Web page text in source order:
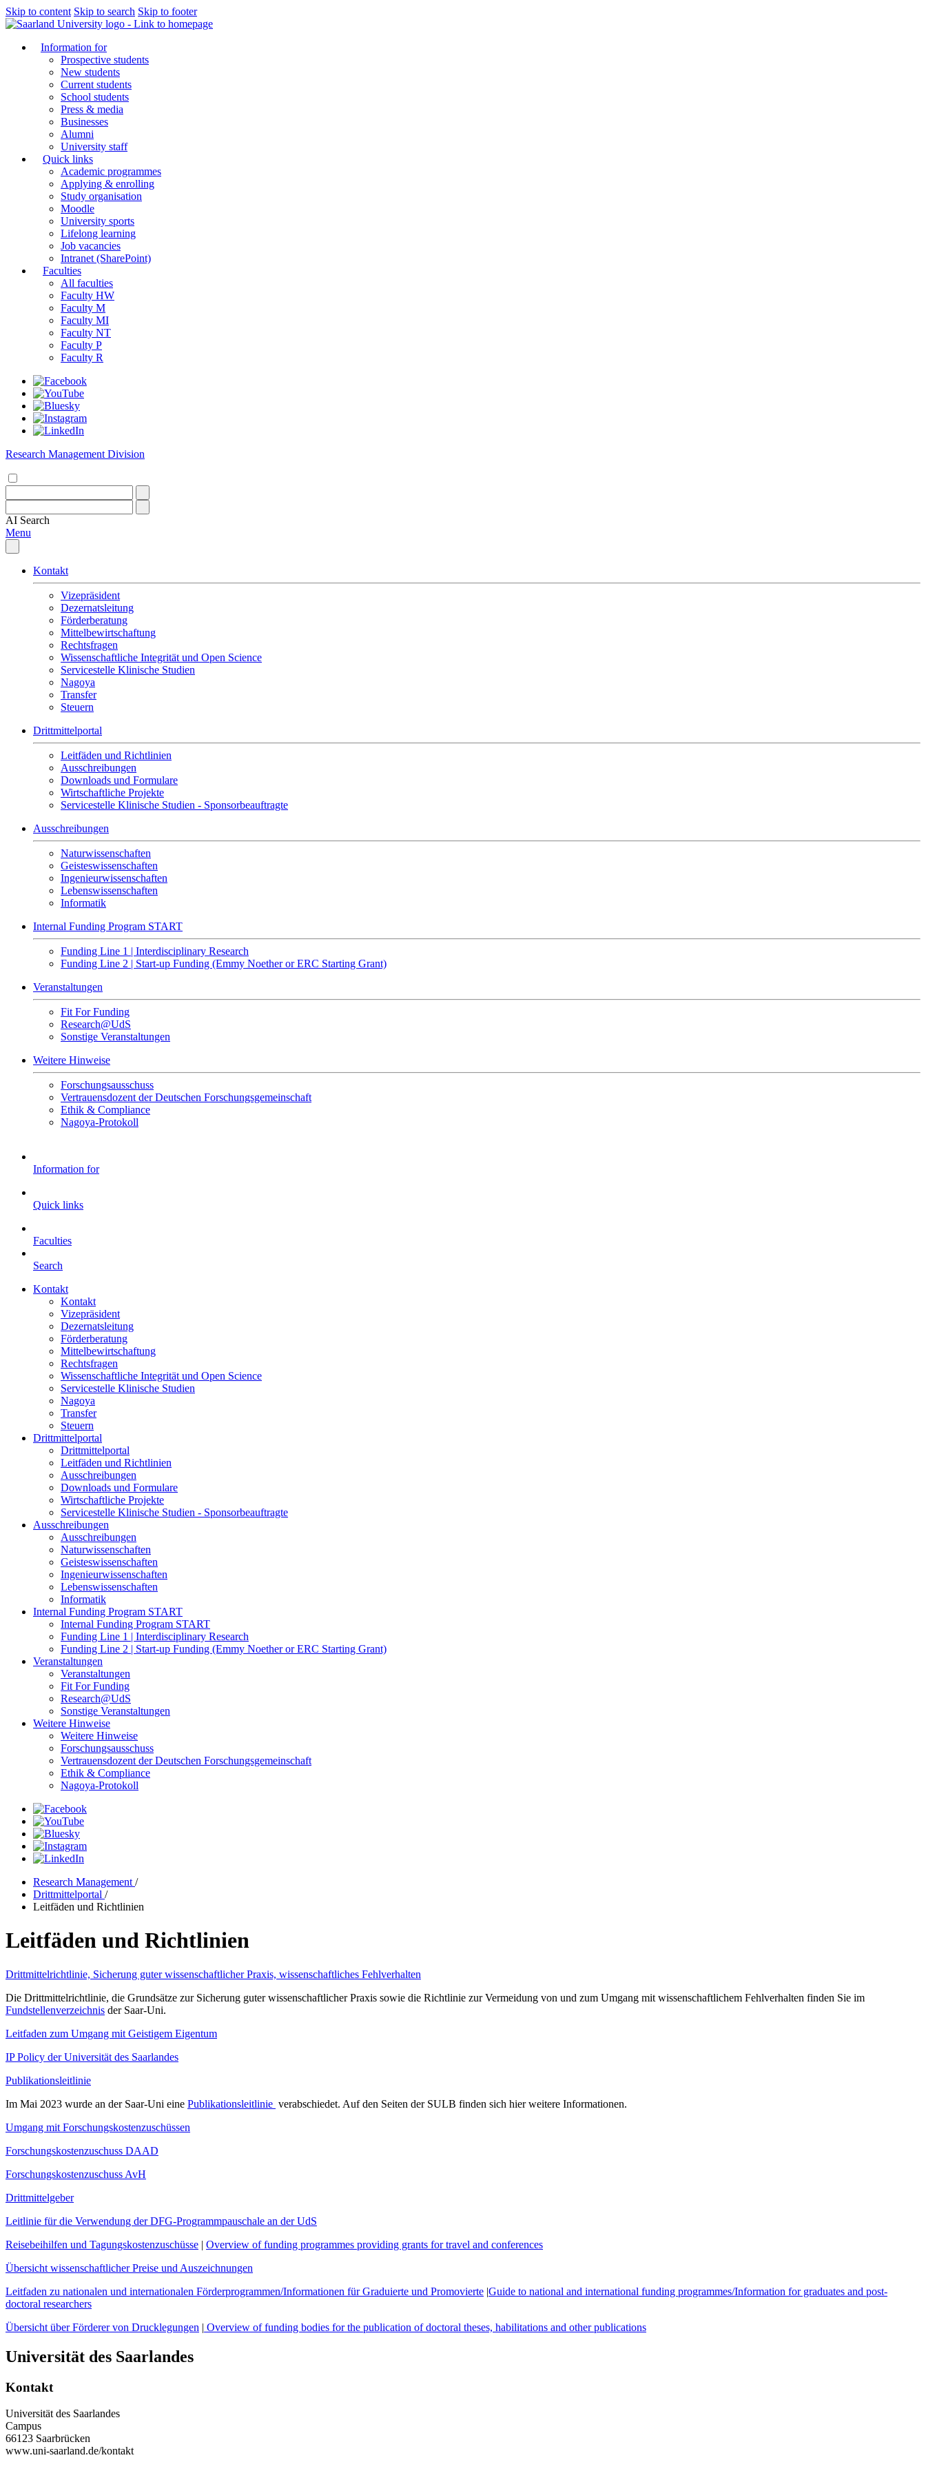
Skip to content Skip to search Skip to footer
Information for
Prospective students
New students
Current students
School students
Press & media
Businesses
Alumni
University staff
Quick links
Academic programmes
Applying & enrolling
Study organisation
Moodle
University sports
Lifelong learning
Job vacancies
Intranet (SharePoint)
Faculties
All faculties
Faculty HW
Faculty M
Faculty MI
Faculty NT
Faculty P
Faculty R
Research Management Division
AI Search
Menu
Kontakt
Vizepräsident
Dezernatsleitung
Förderberatung
Mittelbewirtschaftung
Rechtsfragen
Wissenschaftliche Integrität und Open Science
Servicestelle Klinische Studien
Nagoya
Transfer
Steuern
Drittmittelportal
Leitfäden und Richtlinien
Ausschreibungen
Downloads und Formulare
Wirtschaftliche Projekte
Servicestelle Klinische Studien - Sponsorbeauftragte
Ausschreibungen
Naturwissenschaften
Geisteswissenschaften
Ingenieurwissenschaften
Lebenswissenschaften
Informatik
Internal Funding Program START
Funding Line 1 | Interdisciplinary Research
Funding Line 2 | Start-up Funding (Emmy Noether or ERC Starting Grant)
Veranstaltungen
Fit For Funding
Research@UdS
Sonstige Veranstaltungen
Weitere Hinweise
Forschungsausschuss
Vertrauensdozent der Deutschen Forschungsgemeinschaft
Ethik & Compliance
Nagoya-Protokoll
Information for
Quick links
Faculties
Search
Kontakt
Kontakt
Vizepräsident
Dezernatsleitung
Förderberatung
Mittelbewirtschaftung
Rechtsfragen
Wissenschaftliche Integrität und Open Science
Servicestelle Klinische Studien
Nagoya
Transfer
Steuern
Drittmittelportal
Drittmittelportal
Leitfäden und Richtlinien
Ausschreibungen
Downloads und Formulare
Wirtschaftliche Projekte
Servicestelle Klinische Studien - Sponsorbeauftragte
Ausschreibungen
Ausschreibungen
Naturwissenschaften
Geisteswissenschaften
Ingenieurwissenschaften
Lebenswissenschaften
Informatik
Internal Funding Program START
Internal Funding Program START
Funding Line 1 | Interdisciplinary Research
Funding Line 2 | Start-up Funding (Emmy Noether or ERC Starting Grant)
Veranstaltungen
Veranstaltungen
Fit For Funding
Research@UdS
Sonstige Veranstaltungen
Weitere Hinweise
Weitere Hinweise
Forschungsausschuss
Vertrauensdozent der Deutschen Forschungsgemeinschaft
Ethik & Compliance
Nagoya-Protokoll
Research Management /
Drittmittelportal /
Leitfäden und Richtlinien
Leitfäden und Richtlinien
Drittmittelrichtlinie, Sicherung guter wissenschaftlicher Praxis, wissenschaftliches Fehlverhalten
Die Drittmittelrichtlinie, die Grundsätze zur Sicherung guter wissenschaftlicher Praxis sowie die Richtlinie zur Vermeidung von und zum Umgang mit wissenschaftlichem Fehlverhalten finden Sie im
Fundstellenverzeichnis der Saar-Uni.
Leitfaden zum Umgang mit Geistigem Eigentum
IP Policy der Universität des Saarlandes
Publikationsleitlinie
Im Mai 2023 wurde an der Saar-Uni eine Publikationsleitlinie verabschiedet. Auf den Seiten der SULB finden sich hier weitere Informationen.
Umgang mit Forschungskostenzuschüssen
Forschungskostenzuschuss DAAD
Forschungskostenzuschuss AvH
Drittmittelgeber
Leitlinie für die Verwendung der DFG-Programmpauschale an der UdS
Reisebeihilfen und Tagungskostenzuschüsse | Overview of funding programmes providing grants for travel and conferences
Übersicht wissenschaftlicher Preise und Auszeichnungen
Leitfaden zu nationalen und internationalen Förderprogrammen/Informationen für Graduierte und Promovierte |Guide to national and international funding programmes/Information for graduates and post-
doctoral researchers
Übersicht über Förderer von Drucklegungen | Overview of funding bodies for the publication of doctoral theses, habilitations and other publications
Universität des Saarlandes
Kontakt
Universität des Saarlandes
Campus
66123 Saarbrücken
www.uni-saarland.de/kontakt